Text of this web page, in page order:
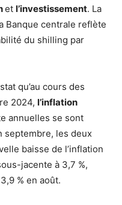
et l’investissement. La
Banque centrale reflète
du shilling par
qu’au cours des
2024, l’inflation
annuelles se sont
septembre, les deux
baisse de l’inflation
jacente à 3,7 %,
% en août.